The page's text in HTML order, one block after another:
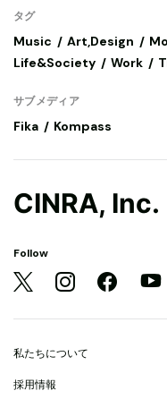
タグ
Music Art,Design
Life&Society
Work
サブメディア
Fika Kompass
CINRA, Inc.
Follow
私たちについて
採用情報